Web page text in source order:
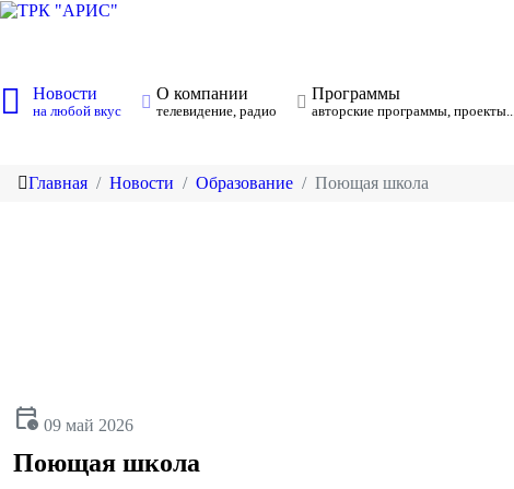
Новости
на любой вкус
О компании
телевидение, радио
Программы
авторские программы, проекты...
Главная Новости Образование Поющая школа
calendar_clock 09 май 2026
Поющая школа